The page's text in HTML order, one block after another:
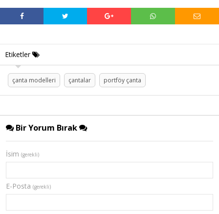
Etiketler
çanta modelleri çantalar portföy çanta
Bir Yorum Bırak
İsim (gerekli)
E-Posta (gerekli)